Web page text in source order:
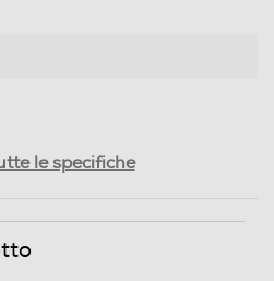
del prodotto
le specifiche